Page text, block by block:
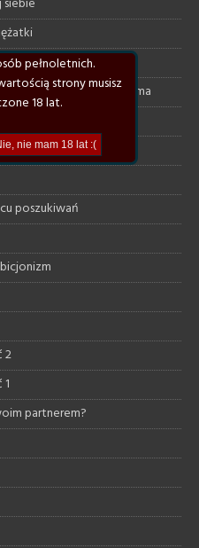
na pewno nie otrzyma
necie
poszukiwań
2
partnerem?
pełnoletnich.
strony musisz
18 lat.